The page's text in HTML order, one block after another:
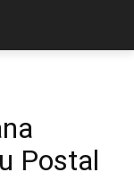
Postal